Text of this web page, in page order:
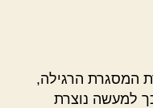
המסגרת הרגילה,
למעשה נוצרת